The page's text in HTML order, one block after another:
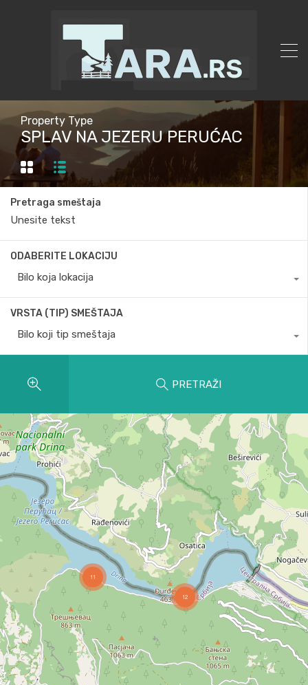
Property Type
SPLAV NA JEZERU PERUĆAC
Pretraga smeštaja
ODABERITE LOKACIJU
Bilo koja lokacija
VRSTA (TIP) SMEŠTAJA
Bilo koji tip smeštaja
PRETRAŽI
12
11